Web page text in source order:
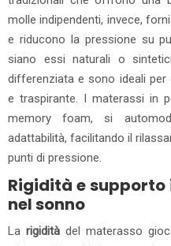
molle indipendenti, invece,
e riducono la pressione su
siano essi naturali o
differenziata e sono ideali
e traspirante. I materassi in
memory foam, si
adattabilità, facilitando il
punti di pressione.
Rigidità e supporto
nel sonno
La rigiditàdel materasso